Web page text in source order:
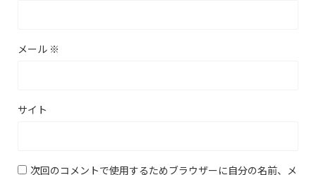
メール ※
サイト
次回のコメントで使用するためブラウザーに自分の名前、メ